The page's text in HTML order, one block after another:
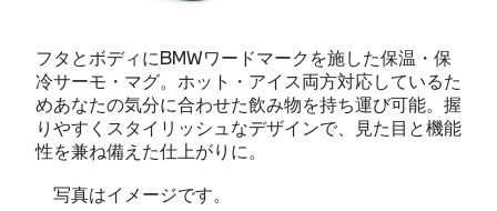
フタとボディにBMWワードマークを施した保温・保
冷サーモ・マグ。ホット・アイス両方対応しているた
めあなたの気分に合わせた飲み物を持ち運び可能。握
りやすくスタイリッシュなデザインで、見た目と機能
性を兼ね備えた仕上がりに。
写真はイメージです。